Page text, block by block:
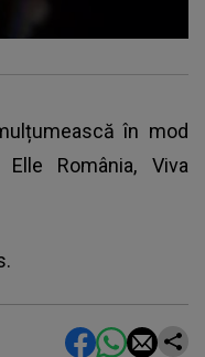
în mod
România, Viva